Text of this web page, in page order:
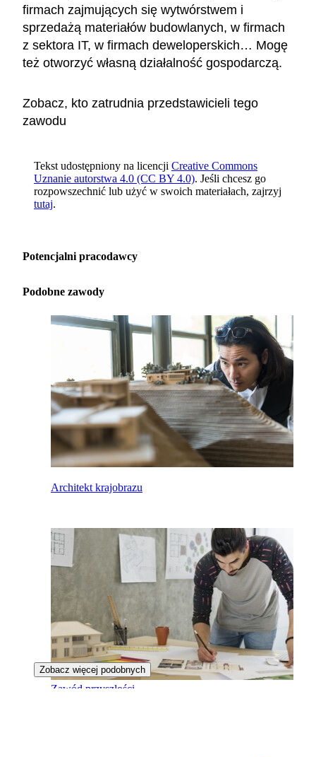
firmach zajmujących się wytwórstwem i
sprzedażą materiałów budowlanych, w firmach
z sektora IT, w firmach deweloperskich… Mogę
też otworzyć własną działalność gospodarczą.
Zobacz, kto zatrudnia przedstawicieli tego
zawodu
Tekst udostępniony na licencji Creative Commons
Uznanie autorstwa 4.0 (CC BY 4.0). Jeśli chcesz go
rozpowszechnić lub użyć w swoich materiałach, zajrzyj
tutaj.
Potencjalni pracodawcy
Podobne zawody
Architekt krajobrazu
Zawód przyszłości
Zobacz więcej podobnych